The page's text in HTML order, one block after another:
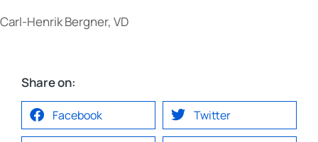
Carl-Henrik Bergner, VD
Share on:
Facebook Twitter